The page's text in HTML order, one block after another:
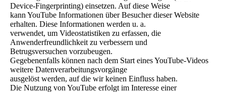
Device-Fingerprinting) einsetzen. Auf diese Weise
kann YouTube Informationen über Besucher dieser Website
erhalten. Diese Informationen werden u. a.
verwendet, um Videostatistiken zu erfassen, die
Anwenderfreundlichkeit zu verbessern und
Betrugsversuchen vorzubeugen.
Gegebenenfalls können nach dem Start eines YouTube-Videos
weitere Datenverarbeitungsvorgänge
ausgelöst werden, auf die wir keinen Einfluss haben.
Die Nutzung von YouTube erfolgt im Interesse einer